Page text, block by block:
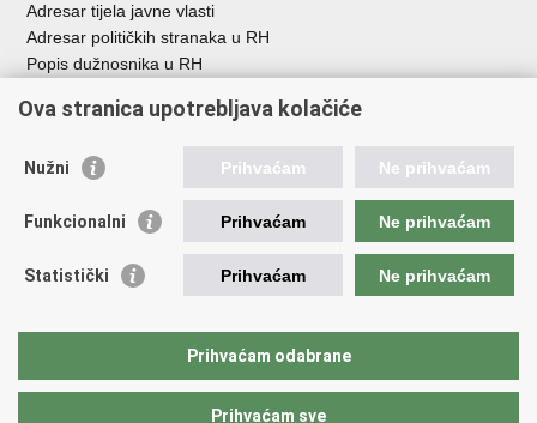
Adresar tijela javne vlasti
Adresar političkih stranaka u RH
Popis dužnosnika u RH
Pozivi za žurnu pomoć
Važne poveznice
Strukturni i investicijski fondovi
Središnja agencija za financiranje i ugovaranje
Predstavništvo Europske komisije u Hrvatskoj
Europski parlament
Ova stranica upotrebljava kolačiće
Nužni Prihvaćam Ne prihvaćam
Funkcionalni Prihvaćam Ne prihvaćam
Statistički Prihvaćam Ne prihvaćam
Prihvaćam odabrane
Prihvaćam sve